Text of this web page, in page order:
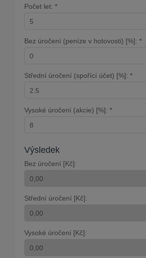
Počet let: *
Bez úročení (peníze v hotovosti) [%]: *
Střední úročení (spořící účet) [%]: *
Vysoké úročení (akcie) [%]: *
Výsledek
Bez úročení [Kč]:
Střední úročení [Kč]:
Vysoké úročení [Kč]: